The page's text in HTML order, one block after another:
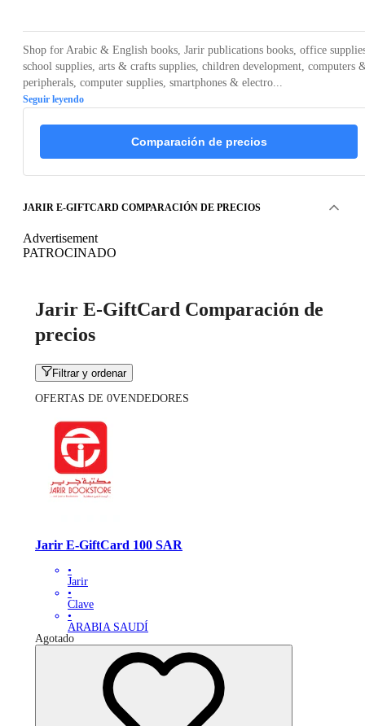
Shop for Arabic & English books, Jarir publications books, office
school supplies, arts & crafts supplies, children development, computers
peripherals, computer supplies, smartphones & electro...
Seguir leyendo
Comparación de precios
JARIR E-GIFTCARD COMPARACIÓN DE PRECIOS
Advertisement
PATROCINADO
Jarir E-GiftCard Comparación de
precios
Filtrar y ordenar
OFERTAS DE 0VENDEDORES
Jarir E-GiftCard 100 SAR
•
Jarir
•
Clave
•
ARABIA SAUDÍ
Agotado